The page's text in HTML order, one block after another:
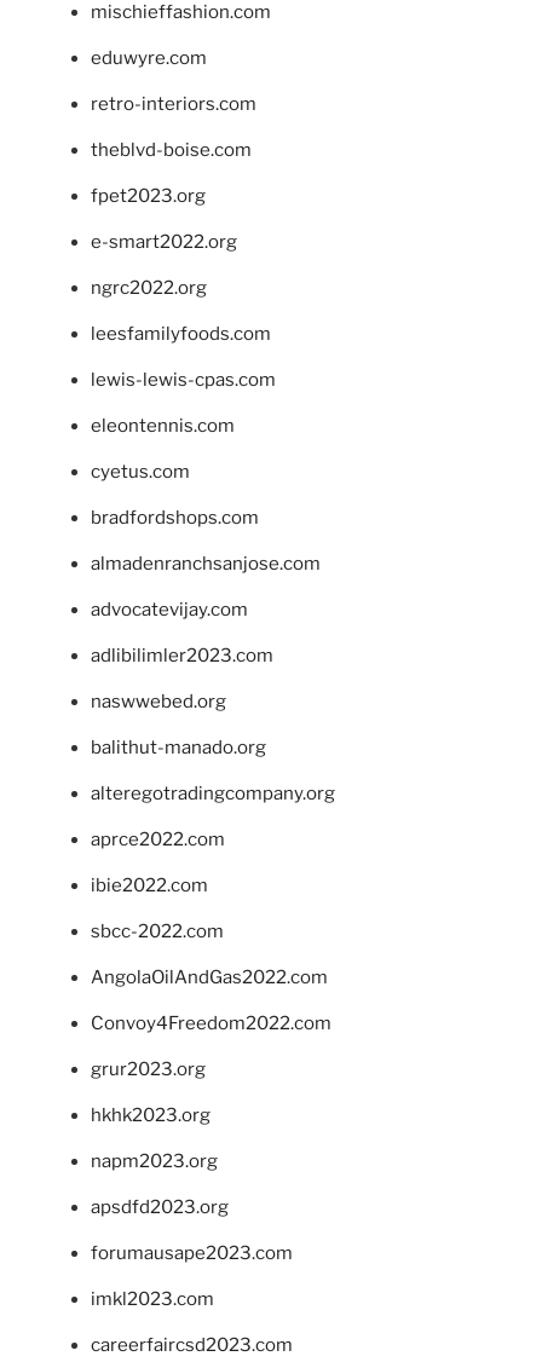
mischieffashion.com
eduwyre.com
retro-interiors.com
theblvd-boise.com
fpet2023.org
e-smart2022.org
ngrc2022.org
leesfamilyfoods.com
lewis-lewis-cpas.com
eleontennis.com
cyetus.com
bradfordshops.com
almadenranchsanjose.com
advocatevijay.com
adlibilimler2023.com
naswwebed.org
balithut-manado.org
alteregotradingcompany.org
aprce2022.com
ibie2022.com
sbcc-2022.com
AngolaOilAndGas2022.com
Convoy4Freedom2022.com
grur2023.org
hkhk2023.org
napm2023.org
apsdfd2023.org
forumausape2023.com
imkl2023.com
careerfaircsd2023.com